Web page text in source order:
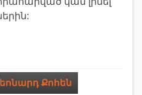
Քոհեն